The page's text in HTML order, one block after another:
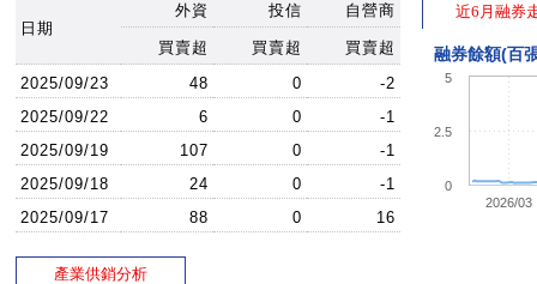
日期
外資 投信 自營商
買賣超 買賣超
買賣超
2025/09/23
48 0
-2
2025/09/22
6 0
-1
2025/09/19
107 0
-1
2025/09/18
24 0
-1
2025/09/17
88 0 16
近6月融券
融券餘額(百
2026/03
0
2.5
5
產業供銷分析